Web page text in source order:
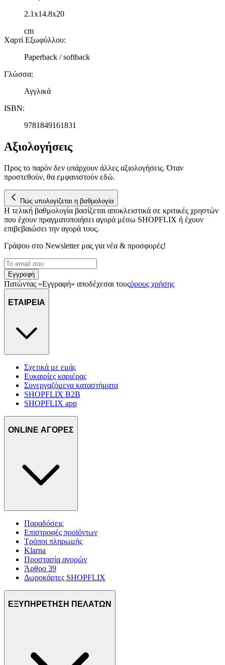
2.1x14.8x20
cm
Χαρτί Εξωφύλλου:
Paperback / softback
Γλώσσα:
Αγγλικά
ISBN:
9781849161831
Αξιολογήσεις
Προς το παρόν δεν υπάρχουν άλλες αξιολογήσεις. Όταν
προστεθούν, θα εμφανιστούν εδώ.
Πώς υπολογίζεται η βαθμολογία
Η τελική βαθμολογία βασίζεται αποκλειστικά σε κριτικές χρηστών
που έχουν πραγματοποιήσει αγορά μέσω SHOPFLIX ή έχουν
επιβεβαιώσει την αγορά τους.
Γράψου στο Νewsletter μας για νέα & προσφορές!
Εγγραφή
Πατώντας «Εγγραφή» αποδέχεσαι τουςόρους χρήσης
ΕΤΑΙΡΕΙΑ
Σχετικά με εμάς
Ευκαιρίες καριέρας
Συνεργαζόμενα καταστήματα
SHOPFLIX B2B
SHOPFLIX app
ONLINE ΑΓΟΡΕΣ
Παραδόσεις
Επιστροφές προϊόντων
Τρόποι πληρωμής
Klarna
Προστασία αγορών
Άρθρο 39
Δωροκάρτες SHOPFLIX
ΕΞΥΠΗΡΕΤΗΣΗ ΠΕΛΑΤΩΝ